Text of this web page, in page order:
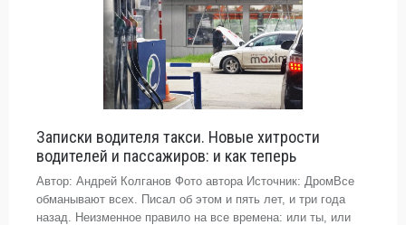
Записки водителя такси. Новые хитрости
водителей и пассажиров: и как теперь
Автор: Андрей Колганов Фото автора Источник: ДромВсе
обманывают всех. Писал об этом и пять лет, и три года
назад. Неизменное правило на все времена: или ты, или